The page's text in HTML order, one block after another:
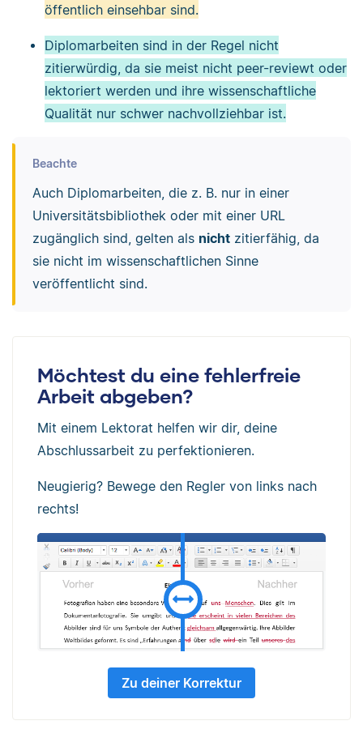
öffentlich einsehbar sind.
Diplomarbeiten sind in der Regel nicht
zitierwürdig, da sie meist nicht peer-reviewt oder
lektoriert werden und ihre wissenschaftliche
Qualität nur schwer nachvollziehbar ist.
Beachte
Auch Diplomarbeiten, die z. B. nur in einer
Universitätsbibliothek oder mit einer URL
zugänglich sind, gelten als nichtzitierfähig, da
sie nicht im wissenschaftlichen Sinne
veröffentlicht sind.
Möchtest du eine fehlerfreie
Arbeit abgeben?
Mit einem Lektorat helfen wir dir, deine
Abschlussarbeit zu perfektionieren.
Neugierig? Bewege den Regler von links nach
rechts!
Zu deiner Korrektur